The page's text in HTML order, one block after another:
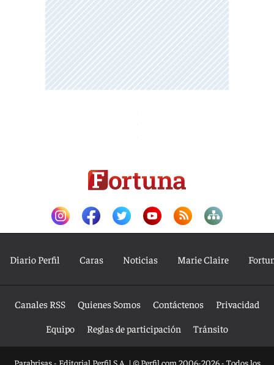
Diario Perfil Caras Noticias Marie Claire
Canales RSS Quienes Somos Contáctenos
Privacidad
Equipo
Reglas de participación Tránsito
Parabrisas - Editorial Perfil S.A. | © Perfil.com 2006-2026 - Todos los